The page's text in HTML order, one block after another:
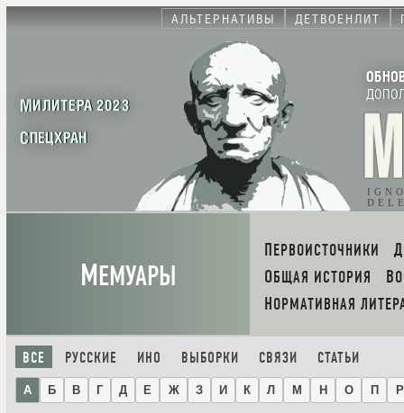
АЛЬТЕРНАТИВЫ ДЕТВОЕНЛИТ
МИЛИТЕРА 2023
СПЕЦХРАН
МЕМУАРЫ
ПЕРВОИСТОЧНИКИ
ОБЩАЯ ИСТОРИЯ
НОРМАТИВНАЯ
ВСЕ РУССКИЕ ИНО ВЫБОРКИ СВЯЗИ СТАТЬИ
А Б В Г Д Е Ж З И К Л М Н О П Р